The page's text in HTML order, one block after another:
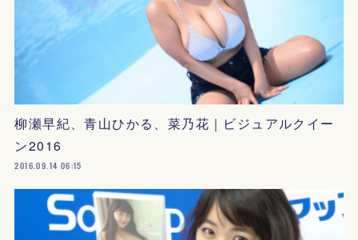
柳瀬早紀、青山ひかる、菜乃花｜ビジュアルクイー
ン2016
2016.09.14 06:15